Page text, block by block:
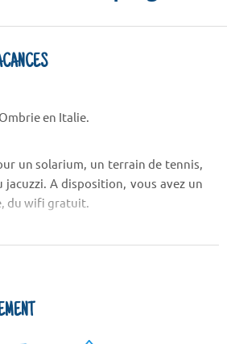
en Italie.
un solarium, un terrain de tennis,
A disposition, vous avez un
du wifi gratuit.
(2), des tentes lodges (9) et des